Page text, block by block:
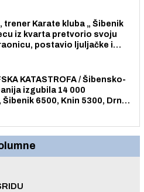
trener Karate kluba „ Šibenik
iz kvarta pretvorio svoju
postavio ljuljačke i
KATASTROFA / Šibensko-
izgubila 14 000
6500, Knin 5300, Drniš